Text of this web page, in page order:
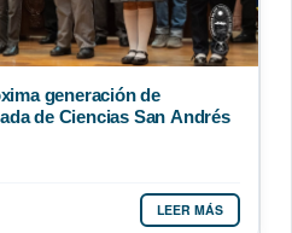
generación de
de Ciencias San Andrés
LEER MÁS